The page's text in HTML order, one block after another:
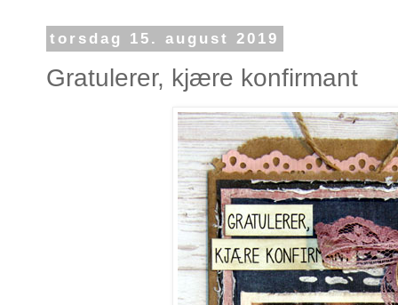
torsdag 15. august 2019
Gratulerer, kjære konfirmant